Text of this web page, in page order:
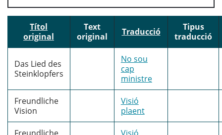
Títol
original
Text
original
Traducció
Tipus
traducció
Das Lied des
Steinklopfers
No sou
cap
ministre
Freundliche
Vision
Visió
plaent
Freundliche
Visió